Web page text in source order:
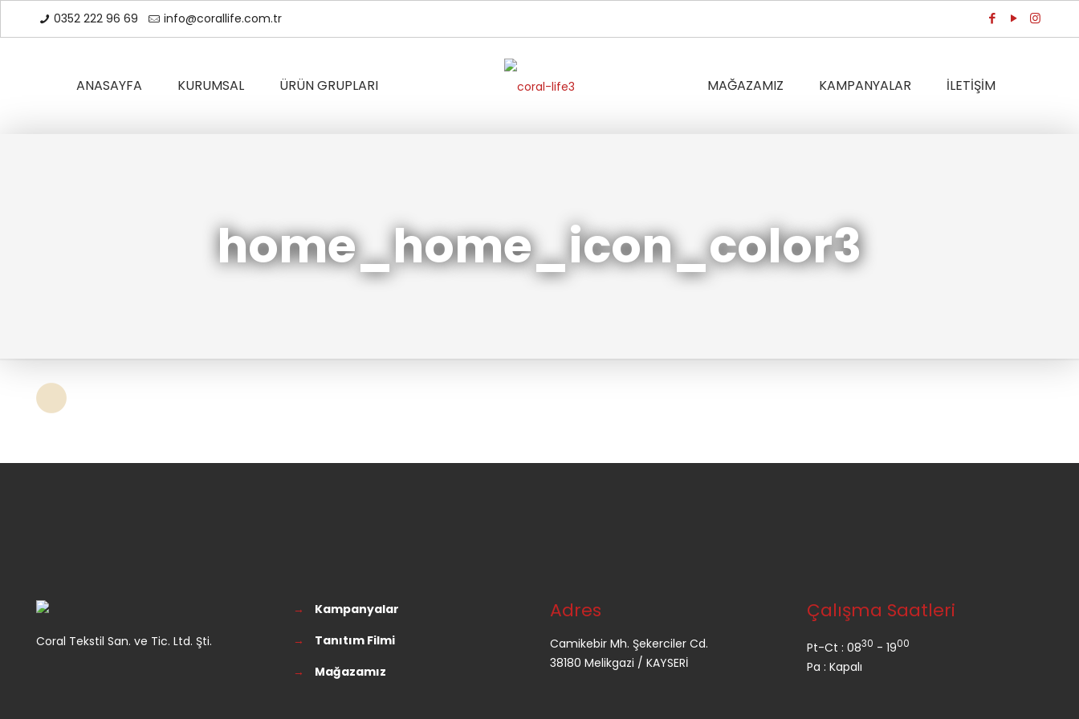
0352 222 96 69 info@corallife.com.tr
ANASAYFA KURUMSAL ÜRÜN GRUPLARI MAĞAZAMIZ KAMPANYALAR İLETİŞİM
home_home_icon_color3
Coral Tekstil San. ve Tic. Ltd. Şti.
→
Kampanyalar
→
Tanıtım Filmi
→
Mağazamız
Adres
Camikebir Mh. Şekerciler Cd.
38180 Melikgazi / KAYSERİ
Çalışma Saatleri
Pt-Ct : 0830 - 1900
Pa : Kapalı